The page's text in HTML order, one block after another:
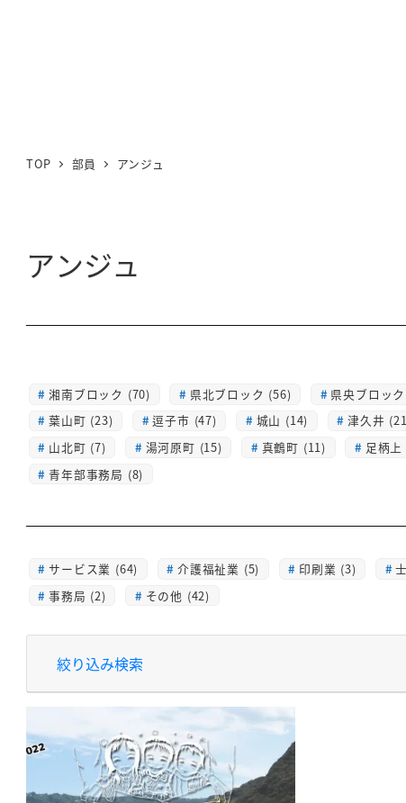
TOP 部員 アンジュ
アンジュ
湘南ブロック (70) 県北ブロック (56) 県央ブロッ
葉山町 (23)
逗子市 (47) 城山 (14) 津久井
山北町 (7)
湯河原町 (15) 真鶴町 (11) 足柄
青年部事務局 (8)
サービス業 (64) 介護福祉業 (5) 印刷業 (3)
事務局 (2)
その他 (42)
絞り込み検索